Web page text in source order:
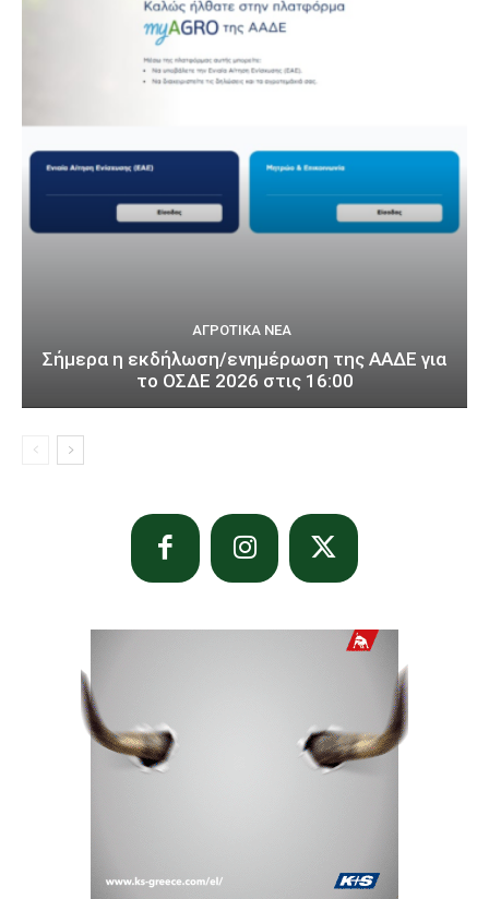
ΑΓΡΟΤΙΚΆ ΝΈΑ
Σήμερα η εκδήλωση/ενημέρωση της ΑΑΔΕ για
το ΟΣΔΕ 2026 στις 16:00